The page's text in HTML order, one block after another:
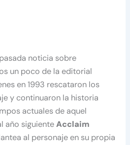
noticia sobre
un poco de la editorial
en 1993 rescataron los
y continuaron la historia
actuales de aquel
año siguienteAcclaim
al personaje en su propia